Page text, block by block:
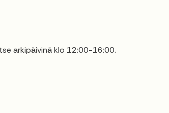
arkipäivinä klo 12:00-16:00.